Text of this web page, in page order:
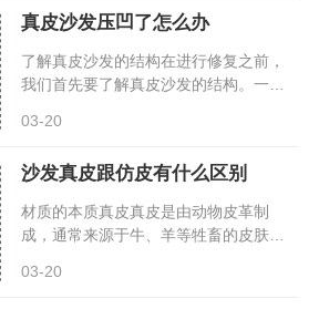
真皮沙发压凹了怎么办
了解真皮沙发的结构在进行修复之前，
我们首先要了解真皮沙发的结构。一般
层皮革：真皮沙发的表面，通常由牛
03-20
沙发真皮跟仿皮有什么区别
材质的本质真皮真皮是由动物皮革制
成，通常来源于牛、羊等牲畜的皮肤。
革都是独一无二的。根据加工工艺的不
03-20